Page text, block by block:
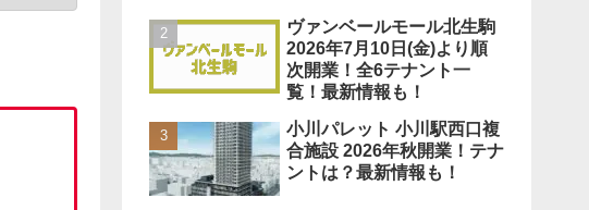
ヴァンベールモール北生駒
2026年7月10日(金)より順
次開業！全6テナント一
覧！最新情報も！
小川パレット 小川駅西口複
合施設 2026年秋開業！テナ
ントは？最新情報も！